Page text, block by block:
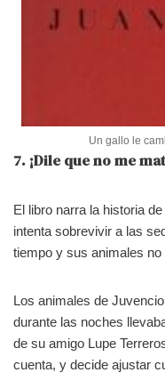
Un gallo le
7. ¡Dile que no me
El libro narra la historia
intenta sobrevivir a las
tiempo y sus animales no
Los animales de
durante las noches
de su amigo Lupe
cuenta, y decide ajustar